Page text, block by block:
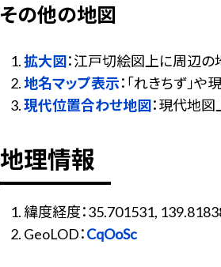
その他の地図
拡大図：江戸切絵図上に周辺の
地名マップ表示：「れきちず」
現代位置合わせ地図：現代地
地理情報
緯度経度：35.701531,
GeoLOD：CqOoSc